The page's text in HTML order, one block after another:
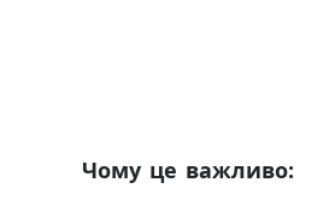
Чому це важливо: